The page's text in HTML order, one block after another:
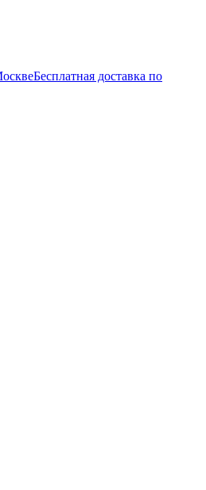
Бесплатная доставка по